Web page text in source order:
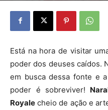
Está na hora de visitar
poder dos deuses caídos.
em busca dessa fonte e
poder é sobreviver!
Royale cheio de ação e